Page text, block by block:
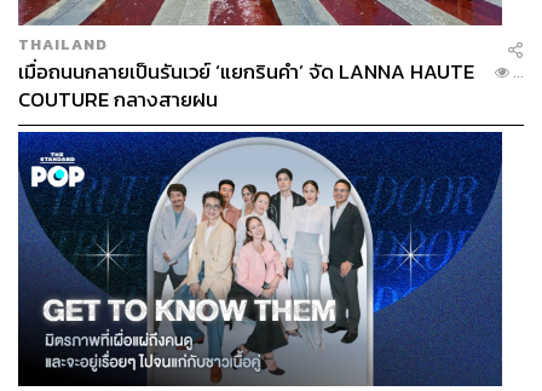
THAILAND
เมื่อถนนกลายเป็นรันเวย์ ‘แยกรินคำ’ จัด LANNA HAUTE
COUTURE กลางสายฝน
...